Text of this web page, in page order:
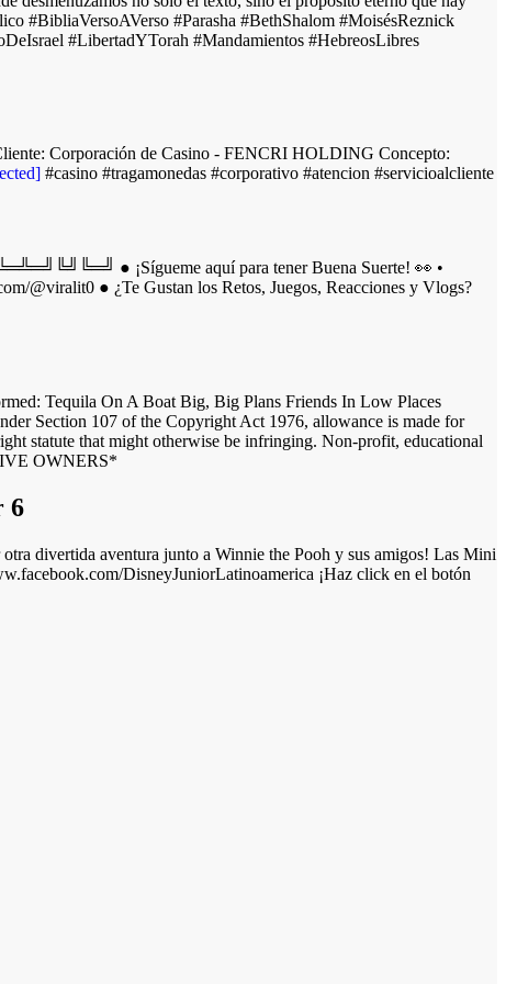
#BibliaVersoAVerso #Parasha #BethShalom #MoisésReznick
#LibertadYTorah #Mandamientos #HebreosLibres
Corporación de Casino - FENCRI HOLDING Concepto:
#casino #tragamonedas #corporativo #atencion #servicioalcliente
● ¡Sígueme aquí para tener Buena Suerte! 👀 •
@viralit0 ● ¿Te Gustan los Retos, Juegos, Reacciones y Vlogs?
Tequila On A Boat Big, Big Plans Friends In Low Places
Section 107 of the Copyright Act 1976, allowance is made for
statute that might otherwise be infringing. Non-profit, educational
OWNERS*
6
divertida aventura junto a Winnie the Pooh y sus amigos! Las Mini
DisneyJuniorLatinoamerica ¡Haz click en el botón